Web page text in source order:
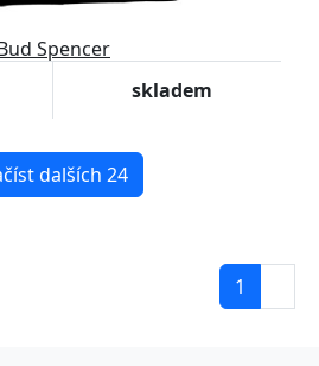
Spencer
skladem
dalších 24
1